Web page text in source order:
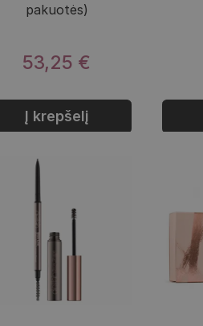
pakuotės)
53,25 €
Į krepšelį